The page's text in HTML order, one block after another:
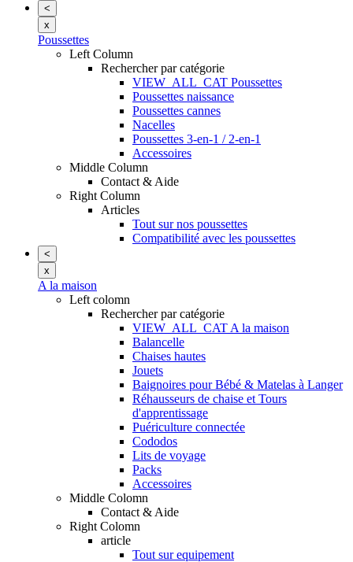
<
x
Poussettes
Left Column
Rechercher par catégorie
VIEW_ALL_CAT Poussettes
Poussettes naissance
Poussettes cannes
Nacelles
Poussettes 3-en-1 / 2-en-1
Accessoires
Middle Column
Contact & Aide
Right Column
Articles
Tout sur nos poussettes
Compatibilité avec les poussettes
<
x
A la maison
Left colomn
Rechercher par catégorie
VIEW_ALL_CAT A la maison
Balancelle
Chaises hautes
Jouets
Baignoires pour Bébé & Matelas à Langer
Réhausseurs de chaise et Tours
d'apprentissage
Puériculture connectée
Cododos
Lits de voyage
Packs
Accessoires
Middle Colomn
Contact & Aide
Right Colomn
article
Tout sur equipement